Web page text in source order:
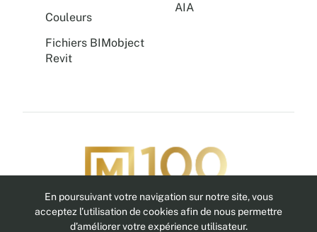
Suivez-nous
Couleurs
Fichiers BIMobject
Revit
AIA
En poursuivant votre navigation sur notre site, vous
acceptez l’utilisation de cookies afin de nous permettre
d’améliorer votre expérience utilisateur.